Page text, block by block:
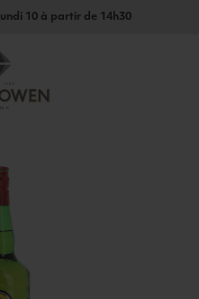
lundi 10 à partir de 14h30